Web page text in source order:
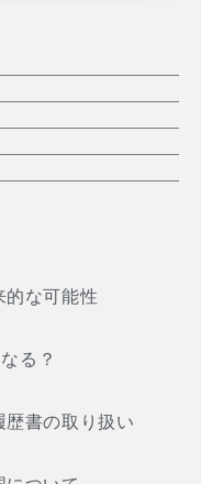
的な可能性
る？
書の取り扱い